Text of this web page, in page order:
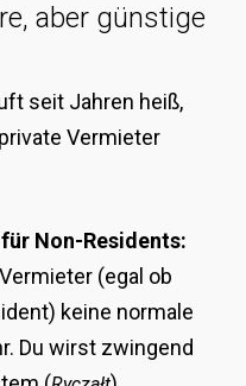
aber günstige
seit Jahren heiß,
Vermieter
Non-Residents:
(egal ob
keine normale
Du wirst zwingend